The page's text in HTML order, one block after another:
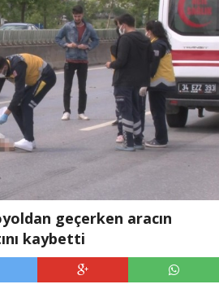
geçerken aracın
kaybetti